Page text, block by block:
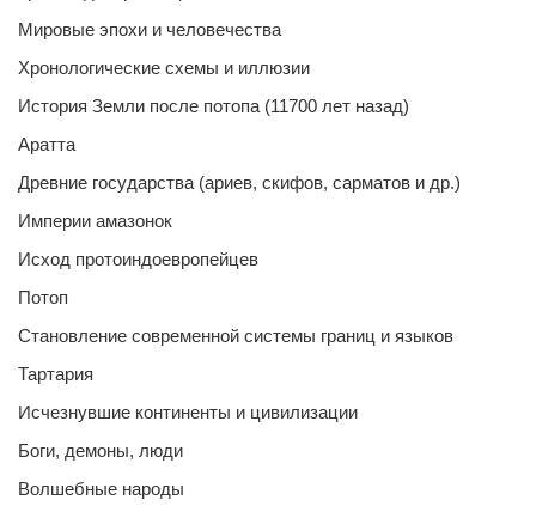
Мировые эпохи и человечества
Хронологические схемы и иллюзии
История Земли после потопа (11700 лет назад)
Аратта
Древние государства (ариев, скифов, сарматов и др.)
Империи амазонок
Исход протоиндоевропейцев
Потоп
Становление современной системы границ и языков
Тартария
Исчезнувшие континенты и цивилизации
Боги, демоны, люди
Волшебные народы